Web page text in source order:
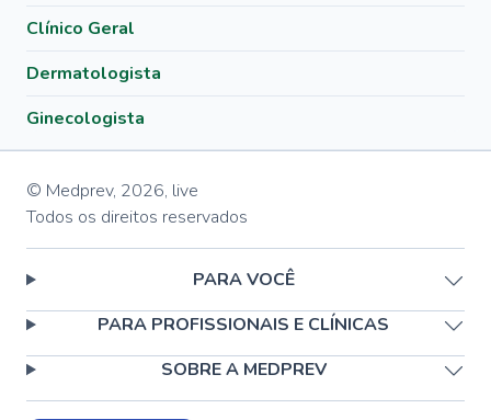
Clínico Geral
Dermatologista
Ginecologista
© Medprev, 2026, live
Todos os direitos reservados
PARA VOCÊ
PARA PROFISSIONAIS E CLÍNICAS
SOBRE A MEDPREV